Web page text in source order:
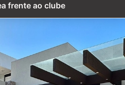
frente ao clube